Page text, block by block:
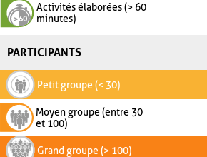
Activités élaborées (> 60
minutes)
PARTICIPANTS
Petit groupe (< 30)
Moyen groupe (entre 30
et 100)
Grand groupe (> 100)